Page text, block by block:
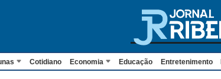
Cotidiano Economia Educação Entretenimento